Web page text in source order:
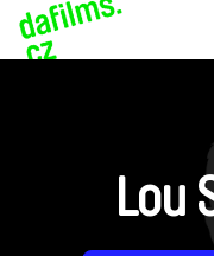
Lou